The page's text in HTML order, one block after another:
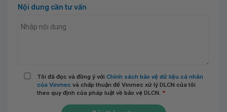
Nội dung cần tư vấn
Tôi đã đọc và đồng ý với Chính sách bảo vệ dữ liệu cá nhân
của Vinmec và chấp thuận để Vinmec xử lý DLCN của tôi
theo quy định của pháp luật về bảo vệ DLCN. *